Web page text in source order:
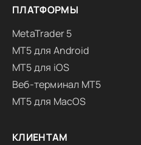
ПЛАТФОРМЫ
MetaTrader 5
MT5 для Android
MT5 для iOS
Веб-терминал MT5
MT5 для MacOS
КЛИЕНТАМ